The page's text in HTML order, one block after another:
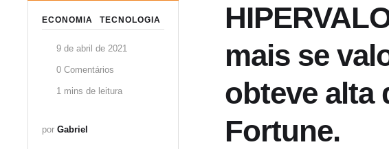
ECONOMIA TECNOLOGIA
9 de abril de 2021
0 Comentários
1 mins de leitura
por Gabriel
mais se
obteve alta
Fortune.